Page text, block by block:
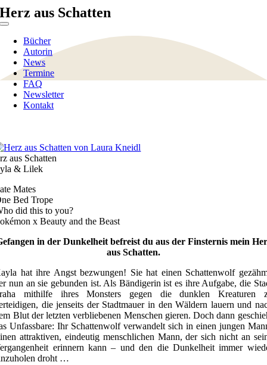
Zum
Inhalt
Toggle
Navigation
Bücher
Autorin
News
Termine
FAQ
Newsletter
Kontakt
Herz aus Schatten
aus Schatten
& Lilek
Mates
Bed Trope
did this to you?
x Beauty and the Beast
in der Dunkelheit befreist du aus der Finsternis mein
aus Schatten.
hat ihre Angst bezwungen! Sie hat einen Schattenwolf
nun an sie gebunden ist. Als Bändigerin ist es ihre Aufgabe, die
mithilfe ihres Monsters gegen die dunklen Kreaturen
die jenseits der Stadtmauer in den Wäldern lauern und
Blut der letzten verbliebenen Menschen gieren. Doch dann
Unfassbare: Ihr Schattenwolf verwandelt sich in einen jungen
attraktiven, eindeutig menschlichen Mann, der sich nicht an
erinnern kann – und den die Dunkelheit immer
droht …